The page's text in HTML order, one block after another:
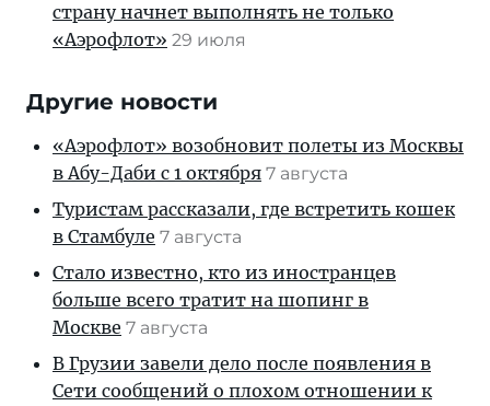
страну начнет выполнять не только
«Аэрофлот» 29 июля
Другие новости
«Аэрофлот» возобновит полеты из Москвы
в Абу-Даби с 1 октября 7 августа
Туристам рассказали, где встретить кошек
в Стамбуле 7 августа
Стало известно, кто из иностранцев
больше всего тратит на шопинг в
Москве 7 августа
В Грузии завели дело после появления в
Сети сообщений о плохом отношении к